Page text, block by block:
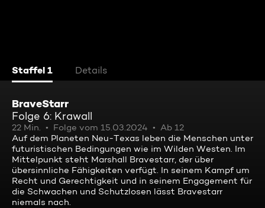
Staffel 1 Details
BraveStarr
Folge 6: Krawall
22 Min. Folge vom 15.03.2024
Ab 12
Auf dem Planeten Neu-Texas leben die Menschen unter
futuristischen Bedingungen wie im Wilden Westen. Im
Mittelpunkt steht Marshall Bravestarr, der über
übersinnliche Fähigkeiten verfügt. In seinem Kampf um
Recht und Gerechtigkeit und in seinem Engagement für
die Schwachen und Schutzlosen lässt Bravestarr
niemals nach.